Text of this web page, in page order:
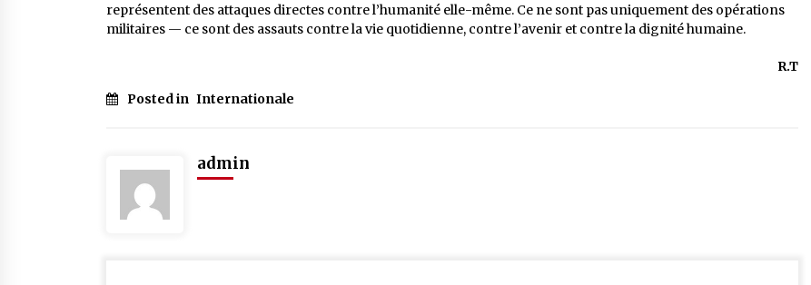
représentent des attaques directes contre l’humanité elle-même. Ce ne sont pas uniquement des opérations
militaires — ce sont des assauts contre la vie quotidienne, contre l’avenir et contre la dignité humaine.
R.T
Posted in Internationale
admin